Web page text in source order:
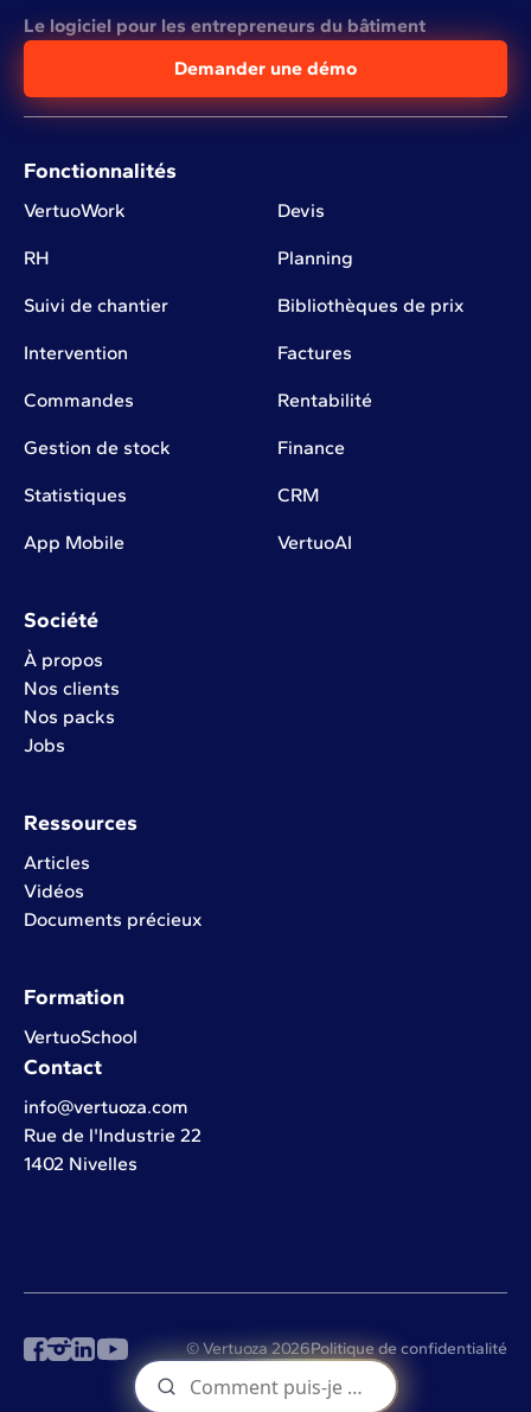
Le logiciel pour les entrepreneurs du bâtiment
Demander une démo
Fonctionnalités
VertuoWork Devis
RH Planning
Suivi de chantier Bibliothèques de prix
Intervention Factures
Commandes Rentabilité
Gestion de stock Finance
Statistiques CRM
App Mobile VertuoAI
Société
À propos
Nos clients
Nos packs
Jobs
Ressources
Articles
Vidéos
Documents précieux
Formation
VertuoSchool
Contact
info@vertuoza.com
Rue de l'Industrie 22
1402 Nivelles
© Vertuoza 2026Politique de confidentialité